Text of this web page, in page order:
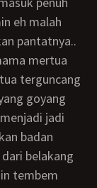
eh malah
pantatnya..
terguncang
goyang
jadi
badan
belakang
tembem